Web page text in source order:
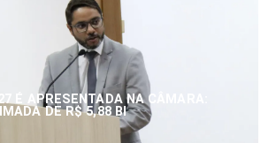
É APRESENTADA NA CÂMARA:
DE R$ 5,88 BI